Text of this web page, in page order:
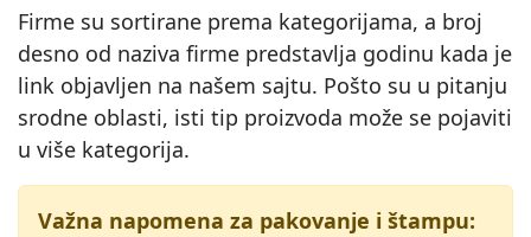
Firme su sortirane prema kategorijama, a broj
desno od naziva firme predstavlja godinu kada je
link objavljen na našem sajtu. Pošto su u pitanju
srodne oblasti, isti tip proizvoda može se pojaviti
u više kategorija.
Važna napomena za pakovanje i štampu: